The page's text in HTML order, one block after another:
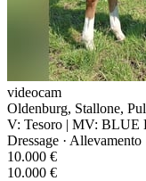
videocam
Oldenburg, Stallone,
V: Tesoro | MV:
Dressage · Allevamento
10.000 €
10.000 €